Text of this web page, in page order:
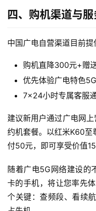
i
F
更
页
面
四、购机渠道与
中国广电自营渠道目前提
购机直降300元+赠
优先体验广电特色
7×24小时专属客服
建议新用户通过广电网
约机套餐。以红米K60至
付50元，即可享受价值
随着广电5G网络建设的
卡的手机，将让您率先
个关键：查频段、看续